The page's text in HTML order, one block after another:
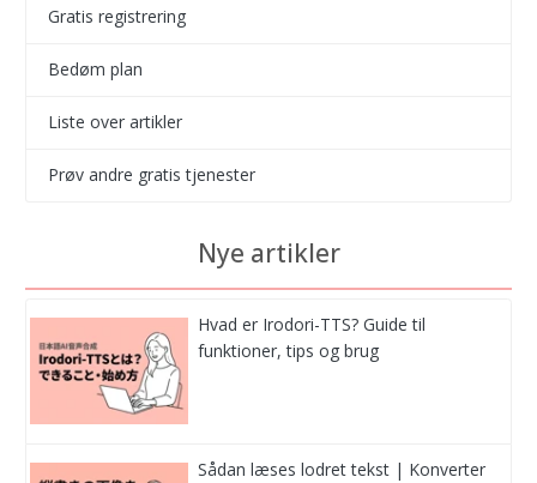
Gratis registrering
Bedøm plan
Liste over artikler
Prøv andre gratis tjenester
Nye artikler
Hvad er Irodori-TTS? Guide til
funktioner, tips og brug
Sådan læses lodret tekst | Konverter